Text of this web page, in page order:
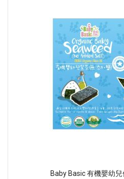
Baby Basic 有機嬰幼